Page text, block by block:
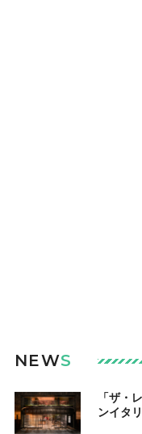
NEWS
「ザ・
ンイタ